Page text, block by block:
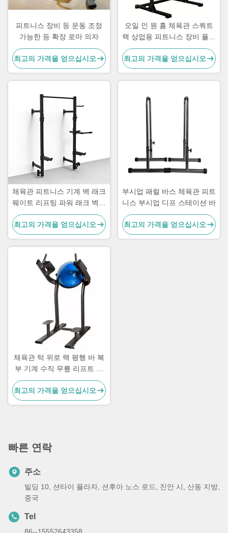
피트니스 장비 등 운동 조정
가능한 등 확장 로마 의자
최고의 가격을 얻으십시오
오일 인 원 홈 체육관 스쿼트
랙 상업용 피트니스 장비 플릿
로딩 기계
최고의 가격을 얻으십시오
체육관 피트니스 기계 벽 래크
웨이트 리프팅 파워 래크 벽에
장착
최고의 가격을 얻으십시오
부시업 패럴 바스 체육관 피트
니스 부시업 디프 스테이션 바
최고의 가격을 얻으십시오
체육관 턱 위로 랙 평행 바 복
부 기계 수직 무릎 리프트 다
리 리프트
최고의 가격을 얻으십시오
빠른 연락
주소
빌딩 10, 션타이 플라자, 션후아 노스 로드, 진안 시, 산동 지방,
중국
Tel